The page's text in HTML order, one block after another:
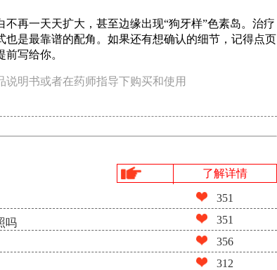
再一天天扩大，甚至边缘出现“狗牙样”色素岛。治疗
是最靠谱的配角。如果还有想确认的细节，记得点页
写给你。
明书或者在药师指导下购买和使用
了解详情
351
吗 351
356
312